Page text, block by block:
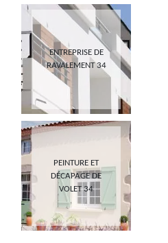
ENTREPRISE DE
RAVALEMENT 34
PEINTURE ET
DÉCAPAGE DE
VOLET 34